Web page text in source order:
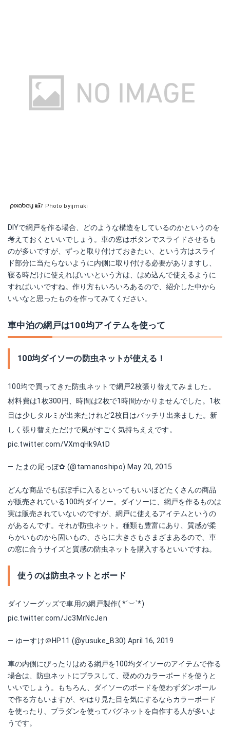
Photo byijmaki
DIYで網戸を作る場合、どのような構造をしているのかというのを
考えておくといいでしょう。車の窓はボタンでスライドさせるも
のが多いですが、ずっと取り付けておきたい、という方はスライ
ド部分に当たらないように内側に取り付ける必要がありますし、
寝る時だけに使えればいいという方は、はめ込んで使えるように
すればいいですね。作り方もいろいろあるので、紹介した中から
いいなと思ったものを作ってみてください。
車中泊の網戸は100均アイテムを使って
100均ダイソーの防虫ネットが使える！
100均で買ってきた防虫ネットで網戸2枚張り替えてみました。
材料費は1枚300円、時間は2枚で1時間かかりませんでした。1枚
目は少しタルミが出来たけれど2枚目はバッチリ出来ました。新
しく張り替えただけで風がすごく気持ちええです。
pic.twitter.com/VXmqHk9AtD
— たまの尾っぽ✿ (@tamanoshipo) May 20, 2015
どんな商品でもほぼ手に入るといってもいいほどたくさんの商品
が販売されている100均ダイソー。ダイソーに、網戸を作るものは
実は販売されていないのですが、網戸に使えるアイテムというの
があるんです。それが防虫ネット。種類も豊富にあり、質感が柔
らかいものから固いもの、さらに大きさもさまざまあるので、車
の窓に合うサイズと質感の防虫ネットを購入するといいですね。
使うのは防虫ネットとボード
ダイソーグッズで車用の網戸製作( *´︶`*)
pic.twitter.com/Jc3MrNcJen
— ゆーすけ＠HP11 (@yusuke_B30) April 16, 2019
車の内側にぴったりはめる網戸を100均ダイソーのアイテムで作る
場合は、防虫ネットにプラスして、硬めのカラーボードを使うと
いいでしょう。もちろん、ダイソーのボードを使わずダンボール
で作る方もいますが、やはり見た目を気にするならカラーボード
を使ったり、プラダンを使ってバグネットを自作する人が多いよ
うです。